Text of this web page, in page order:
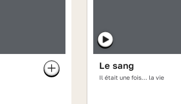
Le sang
Il était une fois... la vie